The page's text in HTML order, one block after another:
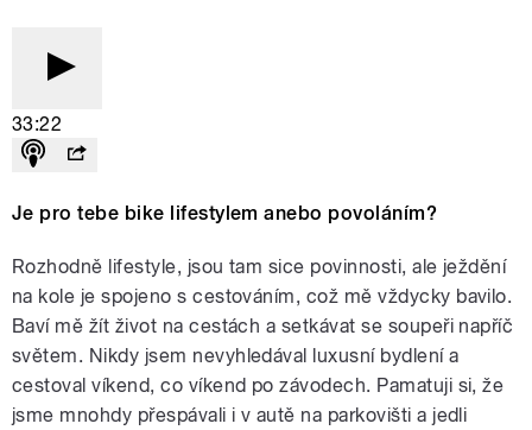
33:22
Je pro tebe bike lifestylem anebo povoláním?
Rozhodně lifestyle, jsou tam sice povinnosti, ale ježdění
na kole je spojeno s cestováním, což mě vždycky bavilo.
Baví mě žít život na cestách a setkávat se soupeři napříč
světem. Nikdy jsem nevyhledával luxusní bydlení a
cestoval víkend, co víkend po závodech. Pamatuji si, že
jsme mnohdy přespávali i v autě na parkovišti a jedli